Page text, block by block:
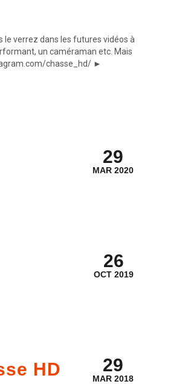
le verrez dans les futures vidéos à
un caméraman etc. Mais
chasse_hd/ ►
29
MAR 2020
26
OCT 2019
HD 29
MAR 2018